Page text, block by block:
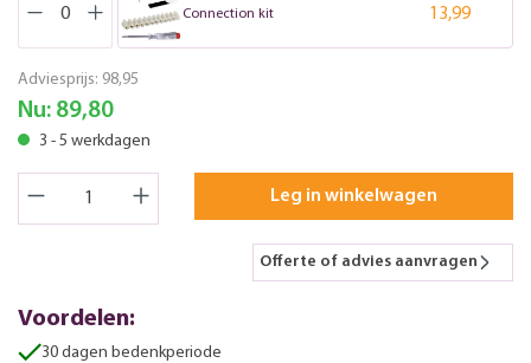
Connection kit 13,99
Adviesprijs: 98,95
Nu: 89,80
3 - 5 werkdagen
Leg in winkelwagen
Offerte of advies aanvragen
Voordelen:
30 dagen bedenkperiode